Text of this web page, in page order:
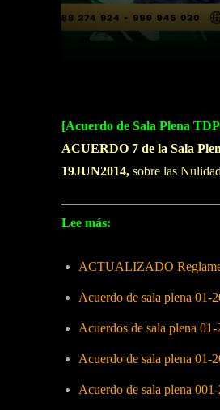
[Acuerdo de Sala Plena
ACUERDO 7 de la Sala
19JUN2014, sobre las
Lee más:
ACTUALIZADO
Acuerdo de sala plena 01-
Acuerdos de sala plena
Acuerdo de sala plena
Acuerdo de sala plena